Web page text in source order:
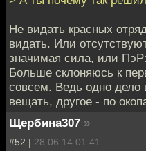
Не видать красных
видать. Или
значимая сила, или
Больше склоняюсь к
совсем. Ведь одно дело
вещать, другое - по
Щербина307 »
#52 | 28.06.14 01:41